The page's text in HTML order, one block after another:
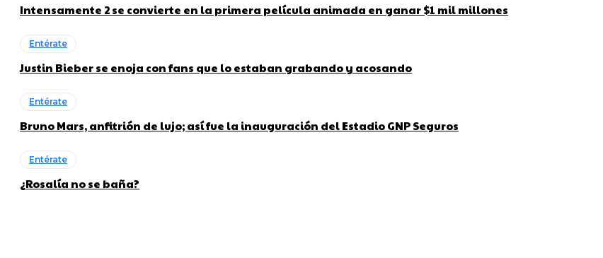
Intensamente 2 se convierte en la primera película animada en ganar $1 mil millones
Entérate
Justin Bieber se enoja con fans que lo estaban grabando y acosando
Entérate
Bruno Mars, anfitrión de lujo; así fue la inauguración del Estadio GNP Seguros
Entérate
¿Rosalía no se baña?